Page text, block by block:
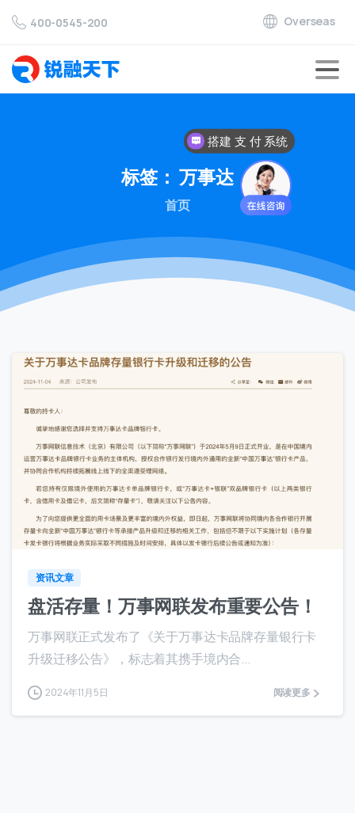
400-0545-200 Overseas
标签： 万事达
首页
6
资讯文章
盘活存量！万事网联发布重要公告！
万事网联正式发布了《关于万事达卡品牌存量银行卡
升级迁移公告》，标志着其携手境内合...
2024年11月5日 阅读更多
搭建 支 付 系统